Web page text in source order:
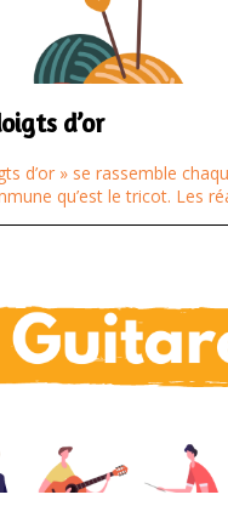
d’or
d’or » se rassemble
qu’est le tricot. Les